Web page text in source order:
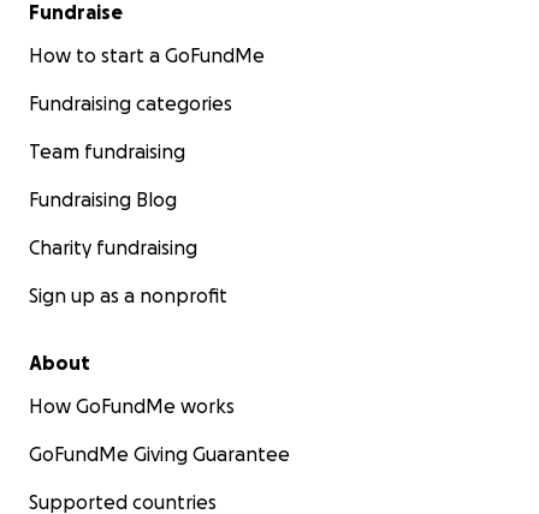
Fundraise
How to start a GoFundMe
Fundraising categories
Team fundraising
Fundraising Blog
Charity fundraising
Sign up as a nonprofit
About
How GoFundMe works
GoFundMe Giving Guarantee
Supported countries